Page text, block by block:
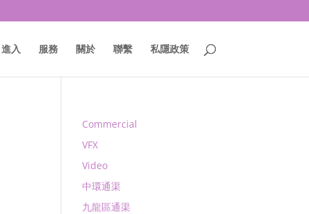
進入 服務 關於 聯繫 私隱政策
Commercial
VFX
Video
中環通渠
九龍區通渠